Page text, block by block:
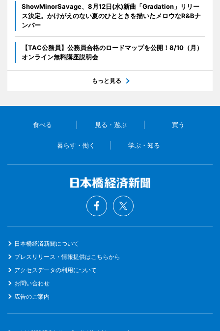
ShowMinorSavage、8月12日(水)新曲「Gradation」リリー
ス決定。かけがえのない夏のひとときを描いたメロウなR&Bナ
ンバー
【TAC公務員】公務員合格のロードマップを公開！8/10（月）
オンライン無料講座説明会
もっと見る
食べる 見る・遊ぶ 買う
暮らす・働く 学ぶ・知る
日本橋経済新聞について
プレスリリース・情報提供はこちらから
アクセスデータの利用について
お問い合わせ
広告のご案内